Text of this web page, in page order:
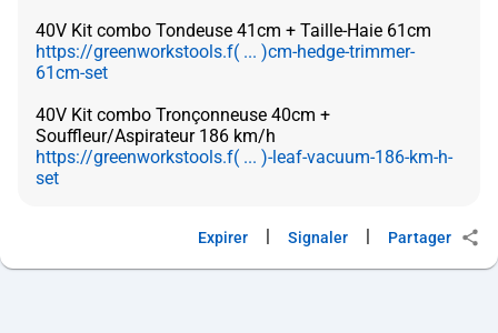
https://greenworkstools.f( ... )cm-hedge-trimmer-
61cm-set
40V Kit combo Tronçonneuse 40cm +
https://greenworkstools.f( ... )-leaf-vacuum-186-km-h-
set
Expirer | Signaler | Partager